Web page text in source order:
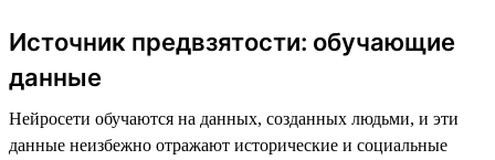
Источник предвзятости: обучающие
данные
Нейросети обучаются на данных, созданных людьми, и эти
данные неизбежно отражают исторические и социальные